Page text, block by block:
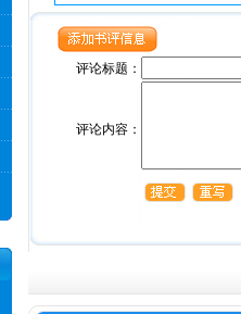
评论标题：
评论内容：